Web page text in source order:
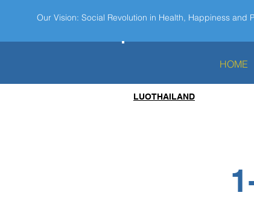
Our Vision: Social Revolution in Health, Happiness and
HOME
LUOTHAILAND